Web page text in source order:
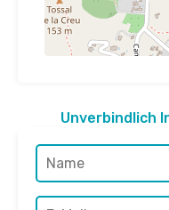
Unverbindlich